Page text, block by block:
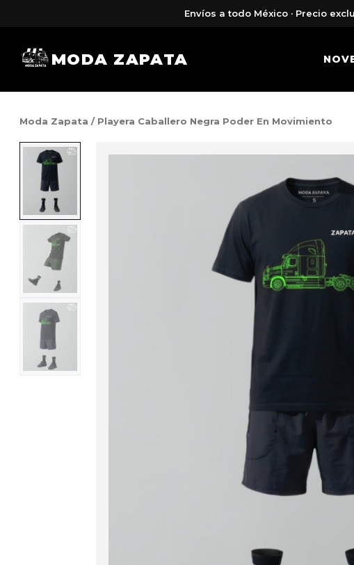
Envíos a todo México · Precio
MODA ZAPATA
Moda Zapata / Playera Caballero Negra Poder En Movimiento